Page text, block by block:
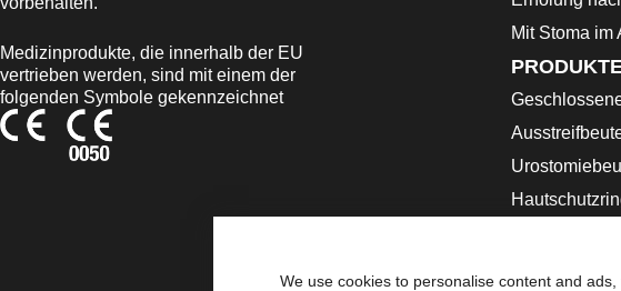
We use cookies to personalise content and
Medizinprodukte, die innerhalb der EU
vertrieben werden, sind mit einem der
folgenden Symbole gekennzeichnet
Mit Stoma im